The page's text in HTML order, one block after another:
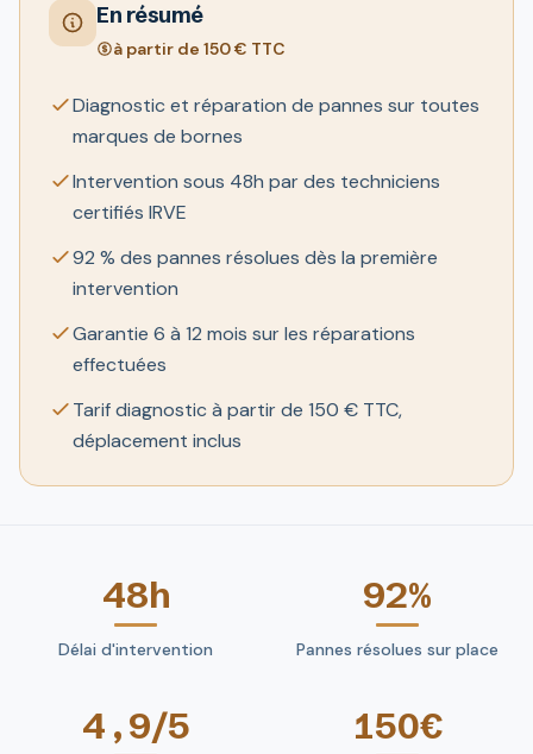
En résumé
à partir de 150 € TTC
Diagnostic et réparation de pannes sur toutes
marques de bornes
Intervention sous 48h par des techniciens
certifiés IRVE
92 % des pannes résolues dès la première
intervention
Garantie 6 à 12 mois sur les réparations
effectuées
Tarif diagnostic à partir de 150 € TTC,
déplacement inclus
48h
Délai d'intervention
92%
Pannes résolues sur place
4,9/5 150€